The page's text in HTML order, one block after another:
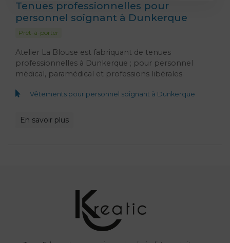
Tenues professionnelles pour
personnel soignant à Dunkerque
Prêt-à-porter
Atelier La Blouse est fabriquant de tenues
professionnelles à Dunkerque ; pour personnel
médical, paramédical et professions libérales.
Vêtements pour personnel soignant à Dunkerque
En savoir plus